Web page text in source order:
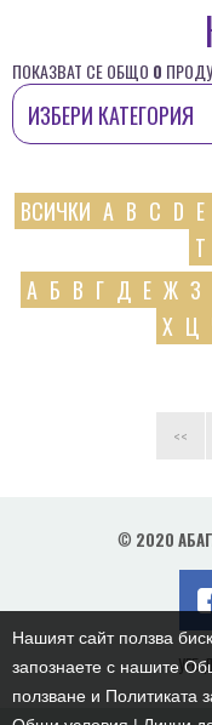
Нашият сайт ползва
запознаете с нашите
ползване и Политиката
Забравена
ПОКАЗВАТ СЕ ОБЩО 0
ВСИЧКИ A B C D E
T
А Б В Г Д Е Ж З
Х Ц
<<
© 2020
УЕБ